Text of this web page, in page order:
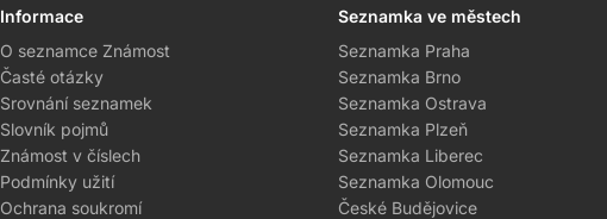
Informace
O seznamce Známost
Časté otázky
Srovnání seznamek
Slovník pojmů
Známost v číslech
Podmínky užití
Ochrana soukromí
Seznamka ve městech
Seznamka Praha
Seznamka Brno
Seznamka Ostrava
Seznamka Plzeň
Seznamka Liberec
Seznamka Olomouc
České Budějovice